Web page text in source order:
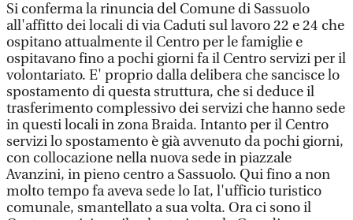
Si conferma la rinuncia del Comune di Sassuolo
all'affitto dei locali di via Caduti sul lavoro 22 e 24 che
ospitano attualmente il Centro per le famiglie e
ospitavano fino a pochi giorni fa il Centro servizi per il
volontariato. E' proprio dalla delibera che sancisce lo
spostamento di questa struttura, che si deduce il
trasferimento complessivo dei servizi che hanno sede
in questi locali in zona Braida. Intanto per il Centro
servizi lo spostamento è già avvenuto da pochi giorni,
con collocazione nella nuova sede in piazzale
Avanzini, in pieno centro a Sassuolo. Qui fino a non
molto tempo fa aveva sede lo Iat, l'ufficio turistico
comunale, smantellato a sua volta. Ora ci sono il